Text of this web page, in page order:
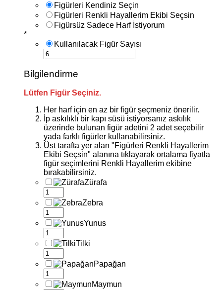
Figürleri Kendiniz Seçin
Figürleri Renkli Hayallerim Ekibi Seçsin
Figürsüz Sadece Harf İstiyorum
*
Kullanılacak Figür Sayısı
Bilgilendirme
Lütfen Figür Seçiniz.
Her harf için en az bir figür şeçmeniz önerilir.
İp askılıklı bir kapı süsü istiyorsanız askılık
üzerinde bulunan figür adetini 2 adet seçebilir
yada farklı figürler kullanabilirsiniz.
Üst tarafta yer alan "Figürleri Renkli Hayallerim
Ekibi Seçsin" alanına tıklayarak ortalama fiyatla
figür seçimlerini Renkli Hayallerim ekibine
bırakabilirsiniz.
Zürafa
Zebra
Yunus
Tilki
Papağan
Maymun